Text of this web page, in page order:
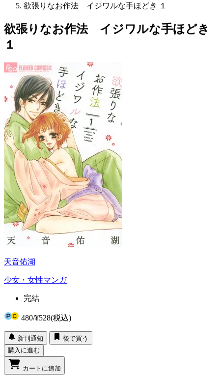
欲張りなお作法 イジワルな手ほどき １
欲張りなお作法 イジワルな手ほどき
１
天音佑湖
少女・女性マンガ
完結
480/¥528(税込)
新刊通知
後で買う
購入に進む
カートに追加